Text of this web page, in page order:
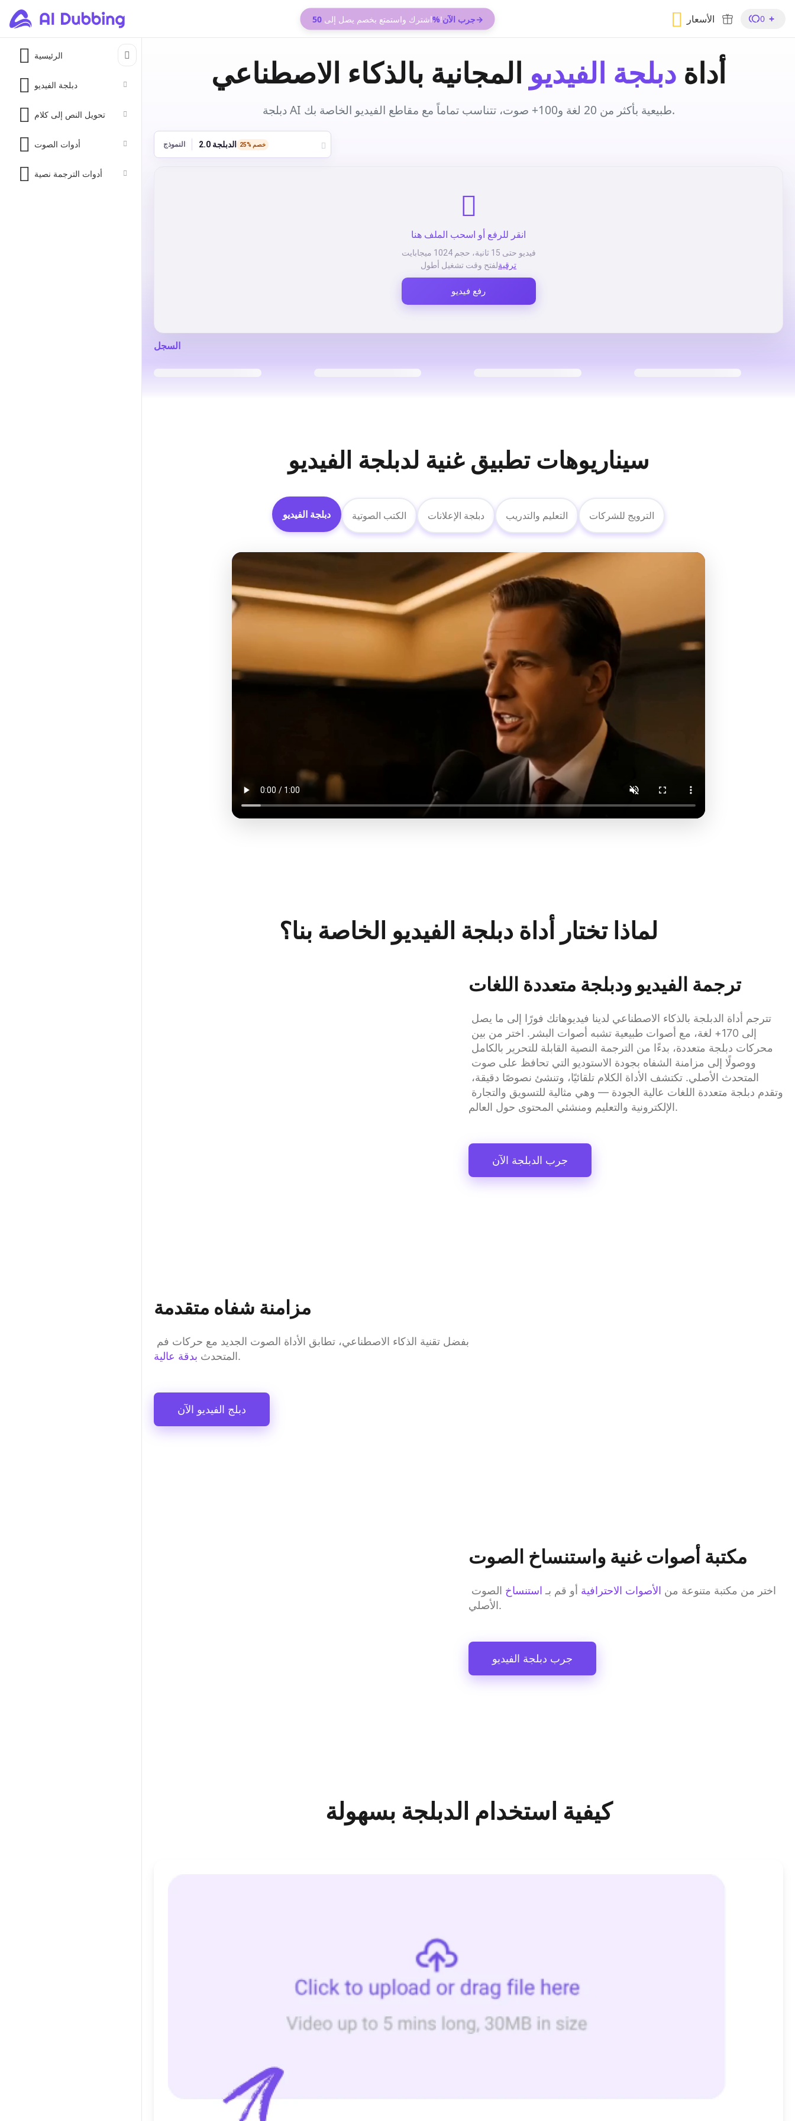
اشترك واستمتع بخصم يصل إلى50%! جرب الآن→ الأسعار 0 +
الرئيسية
دبلجة الفيديو
تحويل النص إلى كلام
أدوات الصوت
أدوات الترجمة نصية
أداة دبلجة الفيديو المجانية بالذكاء الاصطناعي
دبلجة AI طبيعية بأكثر من 20 لغة و100+ صوت، تتناسب تماماً مع مقاطع الفيديو الخاصة بك.
النموذج الدبلجة 2.0 25% خصم
انقر للرفع أو اسحب الملف هنا
فيديو حتى 15 ثانية، حجم 1024 ميجابايت
ترقيةلفتح وقت تشغيل أطول
رفع فيديو
السجل
سيناريوهات تطبيق غنية لدبلجة الفيديو
دبلجة الفيديو الكتب الصوتية دبلجة الإعلانات التعليم والتدريب الترويج للشركات
لماذا تختار أداة دبلجة الفيديو الخاصة بنا؟
ترجمة الفيديو ودبلجة متعددة اللغات
الإلكترونية والتعليم ومنشئي المحتوى حول العالم.
جرب الدبلجة الآن
مزامنة شفاه متقدمة
المتحدث بدقة عالية .
دبلج الفيديو الآن
مكتبة أصوات غنية واستنساخ الصوت
اختر من مكتبة متنوعة من الأصوات الاحترافية أو قم بـ استنساخ
الأصلي.
جرب دبلجة الفيديو
كيفية استخدام الدبلجة بسهولة